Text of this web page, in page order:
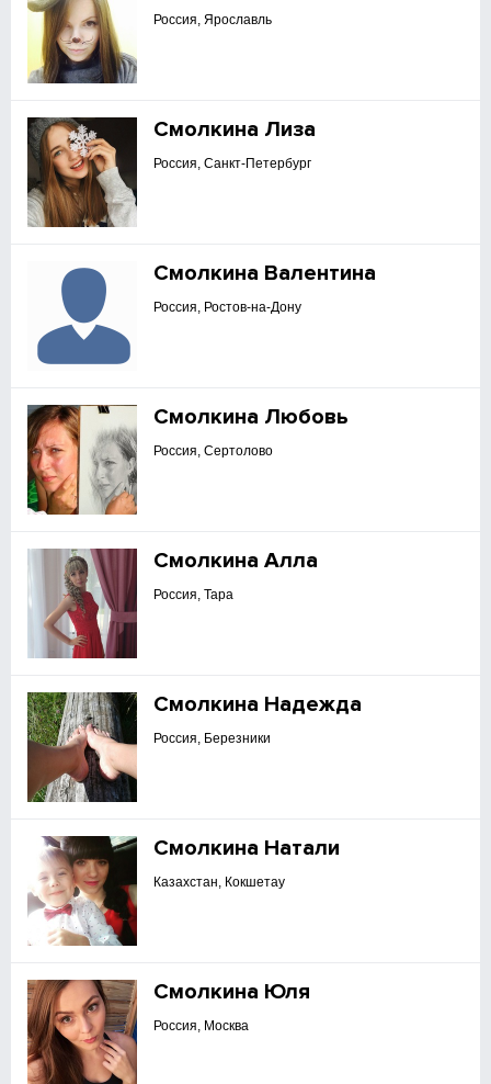
Россия, Ярославль
Смолкина Лиза
Россия, Санкт-Петербург
Смолкина Валентина
Россия, Ростов-на-Дону
Смолкина Любовь
Россия, Сертолово
Смолкина Алла
Россия, Тара
Смолкина Надежда
Россия, Березники
Смолкина Натали
Казахстан, Кокшетау
Смолкина Юля
Россия, Москва